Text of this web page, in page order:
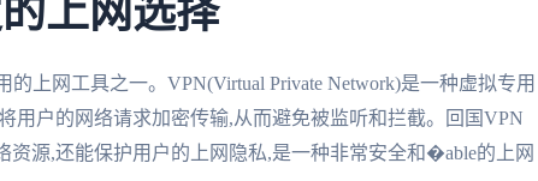
上网选择
上网工具之一。VPN(Virtual Private Network)是一种虚拟专用
用户的网络请求加密传输,从而避免被监听和拦截。回国VPN
资源,还能保护用户的上网隐私,是一种非常安全和�able的上网